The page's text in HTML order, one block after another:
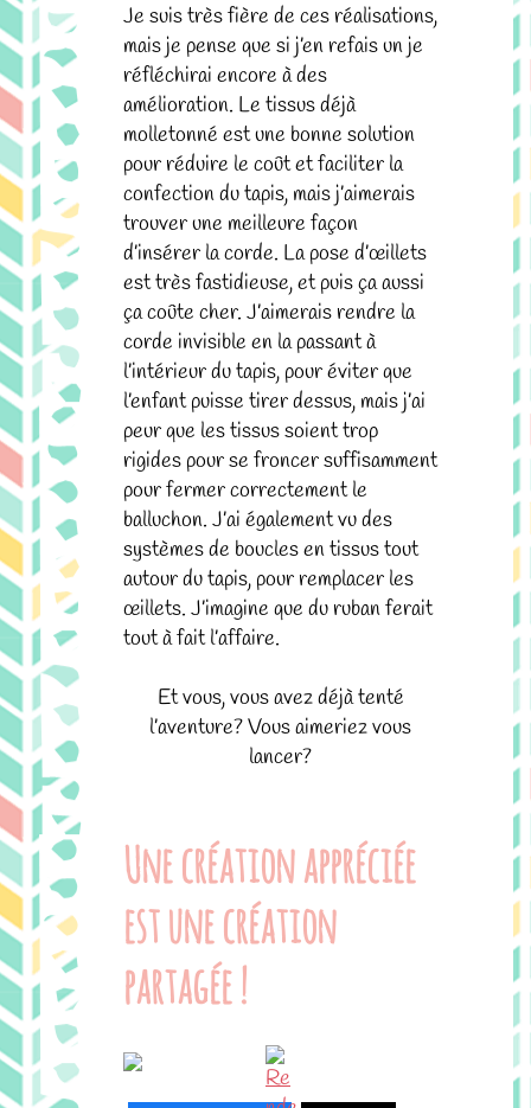
Je suis très fière de ces réalisations,
mais je pense que si j’en refais un je
réfléchirai encore à des
amélioration. Le tissus déjà
molletonné est une bonne solution
pour réduire le coût et faciliter la
confection du tapis, mais j’aimerais
trouver une meilleure façon
d’insérer la corde. La pose d’œillets
est très fastidieuse, et puis ça aussi
ça coûte cher. J’aimerais rendre la
corde invisible en la passant à
l’intérieur du tapis, pour éviter que
l’enfant puisse tirer dessus, mais j’ai
peur que les tissus soient trop
rigides pour se froncer suffisamment
pour fermer correctement le
balluchon. J’ai également vu des
systèmes de boucles en tissus tout
autour du tapis, pour remplacer les
œillets. J’imagine que du ruban ferait
tout à fait l’affaire.
Et vous, vous avez déjà tenté
l’aventure? Vous aimeriez vous
lancer?
Une création appréciée
est une création
partagée !